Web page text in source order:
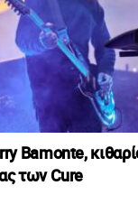
Bamonte,
των Cure